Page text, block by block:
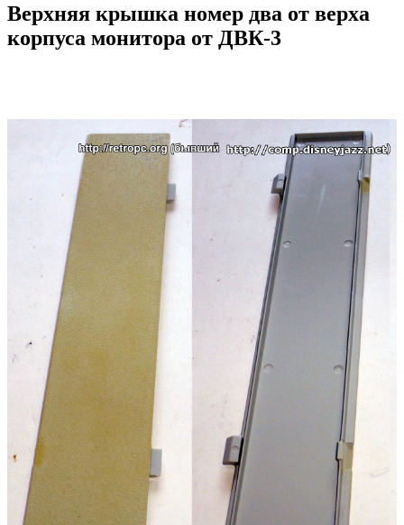
Верхняя крышка номер два от верха
корпуса монитора от ДВК-3